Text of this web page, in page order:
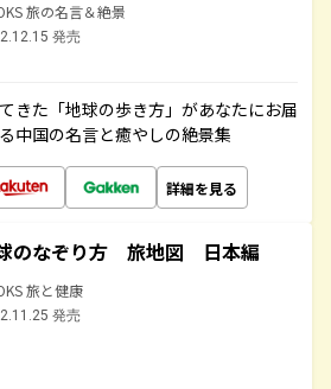
旅の名言＆絶景
発売
きた「地球の歩き方」があなたにお届
中国の名言と癒やしの絶景集
詳細を見る
のなぞり方 旅地図 日本編
旅と健康
発売